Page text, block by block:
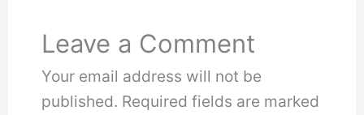
Leave a Comment
Your email address will not be
published. Required fields are marked